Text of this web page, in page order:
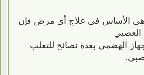
هى الأساس في علاج أي مرض فإن
العصبي
الهضمي بعدة نصائح للتغلب